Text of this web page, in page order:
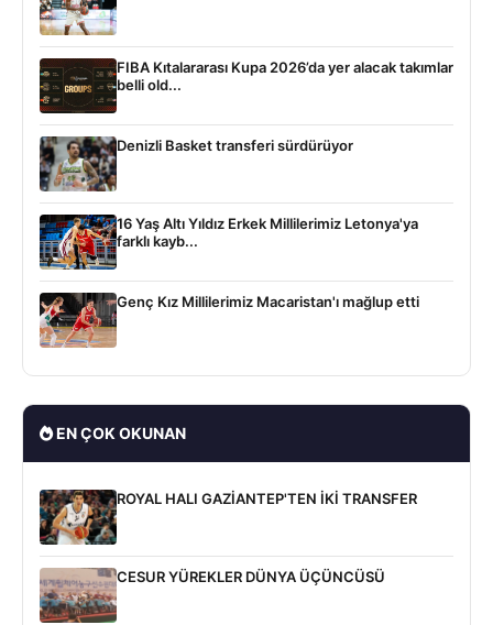
FIBA Kıtalararası Kupa 2026’da yer alacak takımlar
belli old...
Denizli Basket transferi sürdürüyor
16 Yaş Altı Yıldız Erkek Millilerimiz Letonya'ya
farklı kayb...
Genç Kız Millilerimiz Macaristan'ı mağlup etti
EN ÇOK OKUNAN
ROYAL HALI GAZİANTEP'TEN İKİ TRANSFER
CESUR YÜREKLER DÜNYA ÜÇÜNCÜSÜ